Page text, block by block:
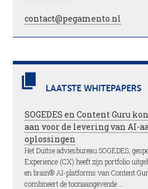
contact@pegamento.nl
LAATSTE WHITEPAPERS
SOGEDES en Content Guru
aan voor de levering van AI-
oplossingen
Het Duitse adviesbureau SOGEDES,
Experience (CX) heeft zijn portfolio
en brain® AI-platforms van Content
combineert de toonaangevende …